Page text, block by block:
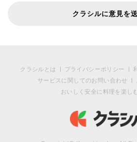
クラシルに意見を
クラシルとは プライバシーポリシー
サービスに関してのお問い合わせ
おいしく安全に料理を楽し